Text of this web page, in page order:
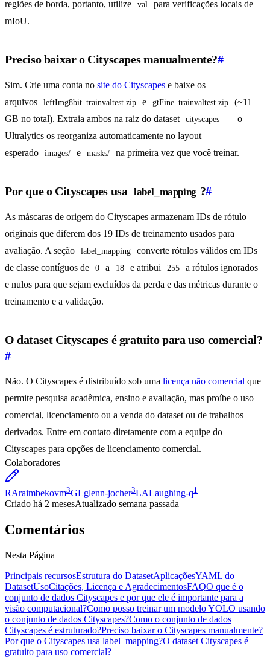
regiões de borda, portanto, utilize val
para verificações locais de
mIoU.
Preciso baixar o Cityscapes manualmente?#
Sim. Crie uma conta no site do Cityscapes e baixe os
arquivos
leftImg8bit_trainvaltest.zip e gtFine_trainvaltest.zip
(~11
GB no total). Extraia ambos na raiz do dataset
cityscapes
— o
Ultralytics os reorganiza automaticamente no layout
esperado
images/ e masks/ na primeira vez que você treinar.
Por que o Cityscapes usa label_mapping ?#
As máscaras de origem do Cityscapes armazenam IDs de rótulo
originais que diferem dos 19 IDs de treinamento usados para
avaliação. A seção
label_mapping
converte rótulos válidos em IDs
de classe contíguos de
0 a 18 e atribui 255
a rótulos ignorados
e nulos para que sejam excluídos da perda e das métricas durante o
treinamento e a validação.
O dataset Cityscapes é gratuito para uso comercial?
#
Não. O Cityscapes é distribuído sob uma licença não comercial que
permite pesquisa acadêmica, ensino e avaliação, mas proíbe o uso
comercial, licenciamento ou a venda do dataset ou de trabalhos
derivados. Entre em contato diretamente com a equipe do
Cityscapes para opções de licenciamento comercial.
Colaboradores
RAraimbekovm3GLglenn-jocher3LALaughing-q1
Criado há 2 mesesAtualizado semana passada
Comentários
Nesta Página
Principais recursosEstrutura do DatasetAplicaçõesYAML do
DatasetUsoCitações, Licença e AgradecimentosFAQO que é o
conjunto de dados Cityscapes e por que ele é importante para a
visão computacional?Como posso treinar um modelo YOLO usando
o conjunto de dados Cityscapes?Como o conjunto de dados
Cityscapes é estruturado?Preciso baixar o Cityscapes manualmente?
Por que o Cityscapes usa label_mapping?O dataset Cityscapes é
gratuito para uso comercial?